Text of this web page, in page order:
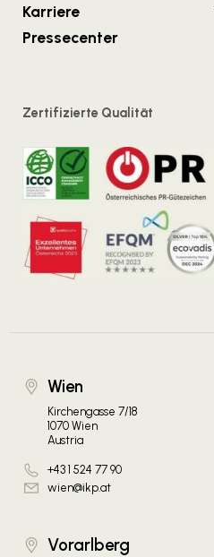
Karriere
Pressecenter
Zertifizierte Qualität
Wien
Kirchengasse 7/18
1070 Wien
Austria
+43 1 524 77 90
wien@ikp.at
Vorarlberg